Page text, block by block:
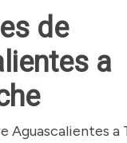
de
a
Aguascalientes